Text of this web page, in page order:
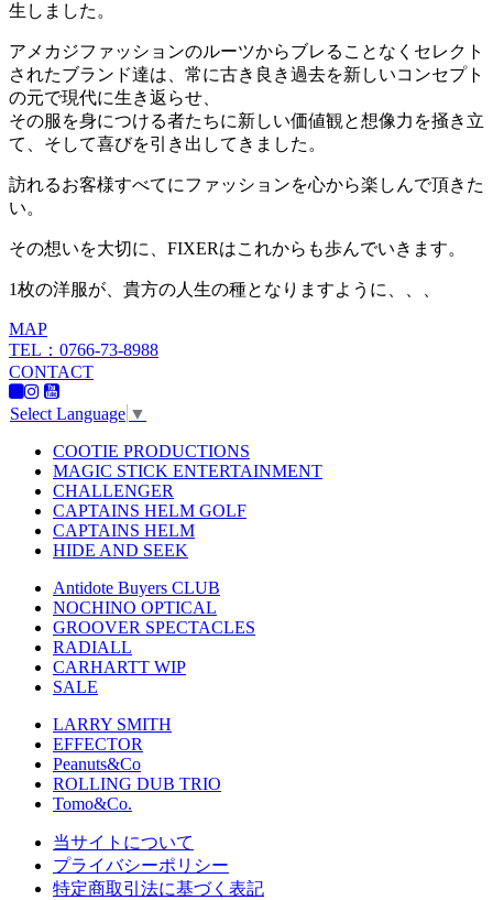
生しました。
アメカジファッションのルーツからブレることなくセレクト
されたブランド達は、常に古き良き過去を新しいコンセプト
の元で現代に生き返らせ、
その服を身につける者たちに新しい価値観と想像力を掻き立
て、そして喜びを引き出してきました。
訪れるお客様すべてにファッションを心から楽しんで頂きた
い。
その想いを大切に、FIXERはこれからも歩んでいきます。
1枚の洋服が、貴方の人生の種となりますように、、、
MAP
TEL：0766-73-8988
CONTACT
Select Language ▼
COOTIE PRODUCTIONS
MAGIC STICK ENTERTAINMENT
CHALLENGER
CAPTAINS HELM GOLF
CAPTAINS HELM
HIDE AND SEEK
Antidote Buyers CLUB
NOCHINO OPTICAL
GROOVER SPECTACLES
RADIALL
CARHARTT WIP
SALE
LARRY SMITH
EFFECTOR
Peanuts&Co
ROLLING DUB TRIO
Tomo&Co.
当サイトについて
プライバシーポリシー
特定商取引法に基づく表記